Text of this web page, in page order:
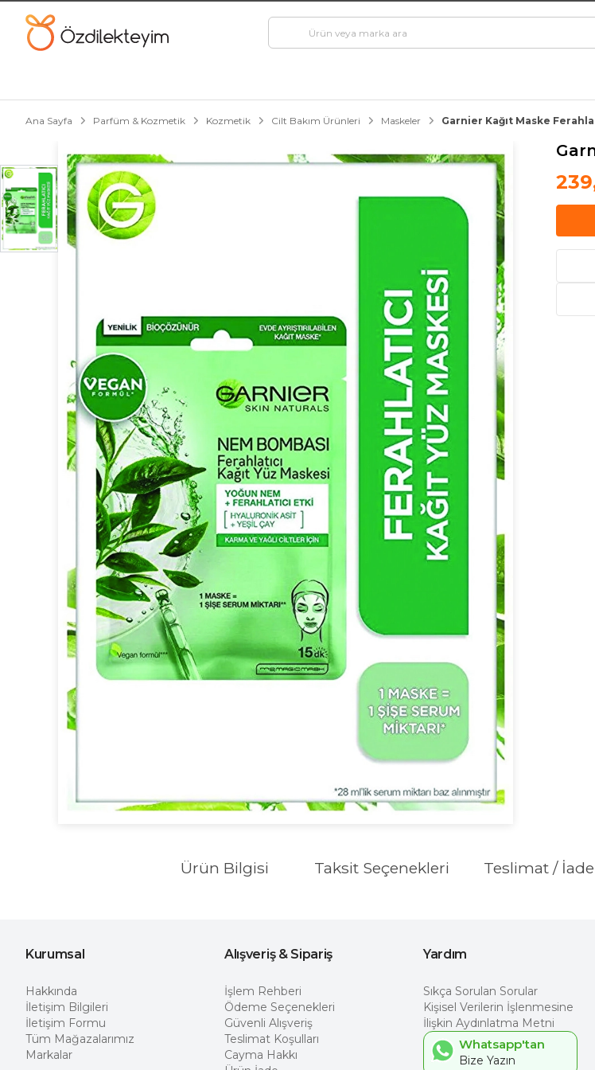
Ana Sayfa Parfüm & Kozmetik Kozmetik Cilt Bakım Ürünleri Maskeler Garnier Kağıt Maske
Ürün Bilgisi Taksit Seçenekleri Teslimat / İade
Kurumsal
Hakkında
İletişim Bilgileri
İletişim Formu
Tüm Mağazalarımız
Markalar
Alışveriş & Sipariş
İşlem Rehberi
Ödeme Seçenekleri
Güvenli Alışveriş
Teslimat Koşulları
Cayma Hakkı
Yardım
Sıkça Sorulan Sorular
Kişisel Verilerin İşlenmesine
İlişkin Aydınlatma Metni
Whatsapp'tan